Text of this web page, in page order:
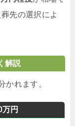
先の選択によ
解説
かれます。
円